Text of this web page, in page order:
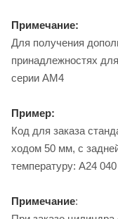
Примечание:
Для получения
принадлежностях
серии AM4
Пример:
Код для заказа
ходом 50 мм, с
температуру: A24
Примечание: